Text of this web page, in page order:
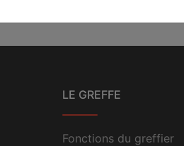
LE GREFFE
Fonctions du greffier